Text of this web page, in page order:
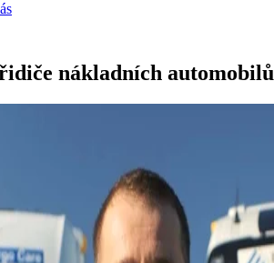
nákladních automobilů